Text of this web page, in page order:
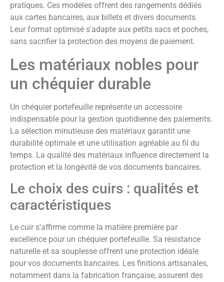
pratiques. Ces modèles offrent des rangements dédiés
aux cartes bancaires, aux billets et divers documents.
Leur format optimisé s'adapte aux petits sacs et poches,
sans sacrifier la protection des moyens de paiement.
Les matériaux nobles pour
un chéquier durable
Un chéquier portefeuille représente un accessoire
indispensable pour la gestion quotidienne des paiements.
La sélection minutieuse des matériaux garantit une
durabilité optimale et une utilisation agréable au fil du
temps. La qualité des matériaux influence directement la
protection et la longévité de vos documents bancaires.
Le choix des cuirs : qualités et
caractéristiques
Le cuir s'affirme comme la matière première par
excellence pour un chéquier portefeuille. Sa résistance
naturelle et sa souplesse offrent une protection idéale
pour vos documents bancaires. Les finitions artisanales,
notamment dans la fabrication française, assurent des